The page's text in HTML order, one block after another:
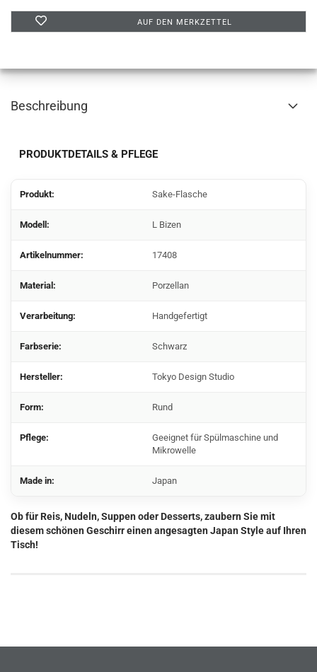
AUF DEN MERKZETTEL
Beschreibung
PRODUKTDETAILS & PFLEGE
Produkt: Sake-Flasche
Modell: L Bizen
Artikelnummer: 17408
Material: Porzellan
Verarbeitung: Handgefertigt
Farbserie: Schwarz
Hersteller: Tokyo Design Studio
Form: Rund
Pflege:
Geeignet für Spülmaschine und
Mikrowelle
Made in: Japan
Ob für Reis, Nudeln, Suppen oder Desserts, zaubern Sie mit
diesem schönen Geschirr einen angesagten Japan Style auf Ihren
Tisch!